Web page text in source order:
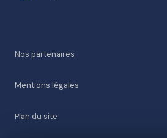
Nos partenaires
Mentions légales
Plan du site